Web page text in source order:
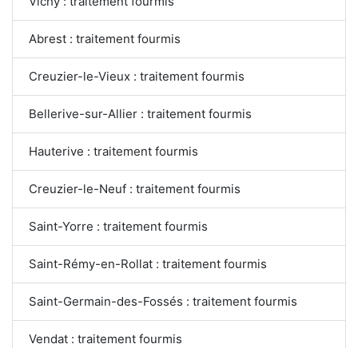
Abrest : traitement fourmis
Creuzier-le-Vieux : traitement fourmis
Bellerive-sur-Allier : traitement fourmis
Hauterive : traitement fourmis
Creuzier-le-Neuf : traitement fourmis
Saint-Yorre : traitement fourmis
Saint-Rémy-en-Rollat : traitement fourmis
Saint-Germain-des-Fossés : traitement fourmis
Vendat : traitement fourmis